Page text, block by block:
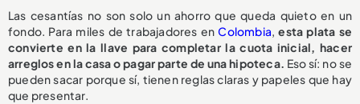
Las cesantías no son solo un ahorro que queda quieto en un
fondo. Para miles de trabajadores enColombia,esta plata se
convierte en la llave para completar la cuota inicial, hacer
arreglos en la casa o pagar parte de una hipoteca. Eso sí: no se
pueden sacar porque sí, tienen reglas claras y papeles que hay
que presentar.